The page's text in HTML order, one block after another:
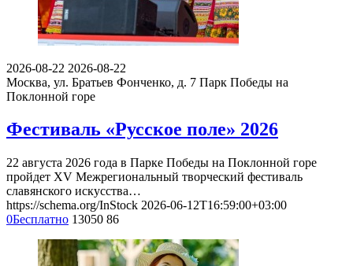
2026-08-22 2026-08-22
Москва, ул. Братьев Фонченко, д. 7 Парк Победы на
Поклонной горе
Фестиваль «Русское поле» 2026
22 августа 2026 года в Парке Победы на Поклонной горе
пройдет XV Межрегиональный творческий фестиваль
славянского искусства…
https://schema.org/InStock 2026-06-12T16:59:00+03:00
0Бесплатно 13050 86